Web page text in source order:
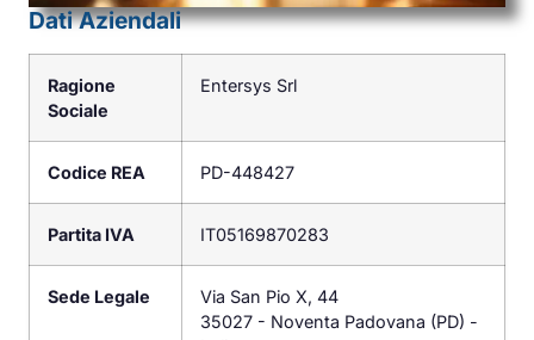
Dati Aziendali
Ragione
Sociale
Entersys Srl
Codice REA PD-448427
Partita IVA IT05169870283
Sede Legale
Via San Pio X, 44
35027 - Noventa Padovana (PD) -